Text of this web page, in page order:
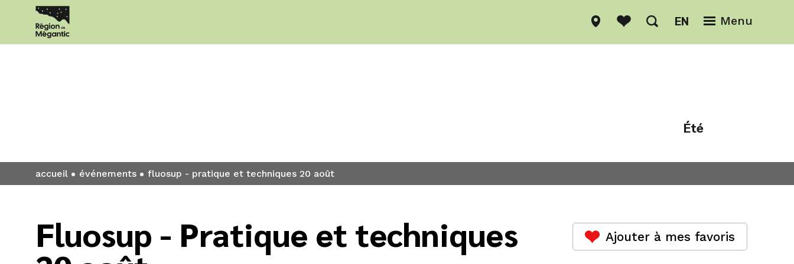
Menu
EN
Été
accueil événements fluosup - pratique et techniques 20 août
Fluosup - Pratique et techniques Ajouter à mes favoris